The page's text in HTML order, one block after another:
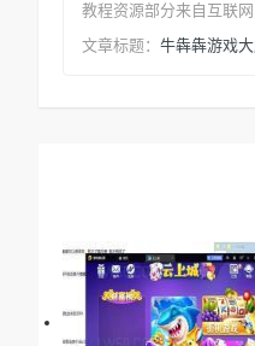
教程资源部分来自互联
文章标题： 牛犇犇游戏